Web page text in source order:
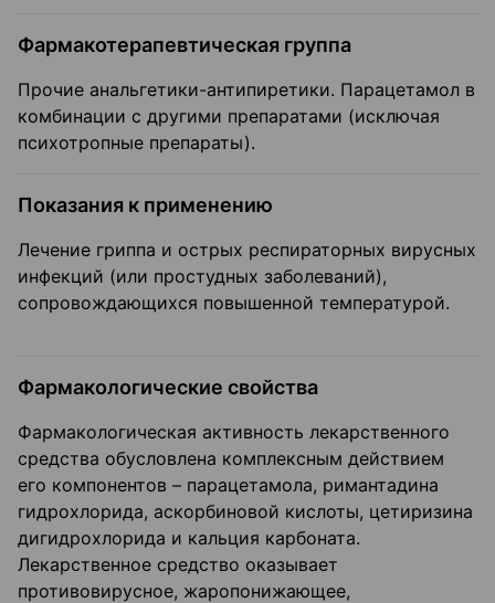
Фармакотерапевтическая группа
Прочие анальгетики-антипиретики. Парацетамол в
комбинации с другими препаратами (исключая
психотропные препараты).
Показания к применению
Лечение гриппа и острых респираторных вирусных
инфекций (или простудных заболеваний),
сопровождающихся повышенной температурой.
Фармакологические свойства
Фармакологическая активность лекарственного
средства обусловлена комплексным действием
его компонентов – парацетамола, римантадина
гидрохлорида, аскорбиновой кислоты, цетиризина
дигидрохлорида и кальция карбоната.
Лекарственное средство оказывает
противовирусное, жаропонижающее,